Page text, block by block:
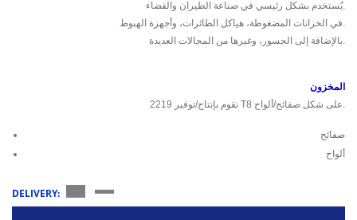
يُستخدم بشكل رئيسي في صناعة الطيران والفضاء.
في الخزانات المضغوطة، هياكل الطائرات، وأجهزة الهبوط.
بالإضافة إلى الجسور، وغيرها من المجالات العديدة.
المخزون
نقوم بإنتاج/توفير 2219 T8 على شكل صفائح/ألواح.
صفائح
ألواح
DELIVERY: